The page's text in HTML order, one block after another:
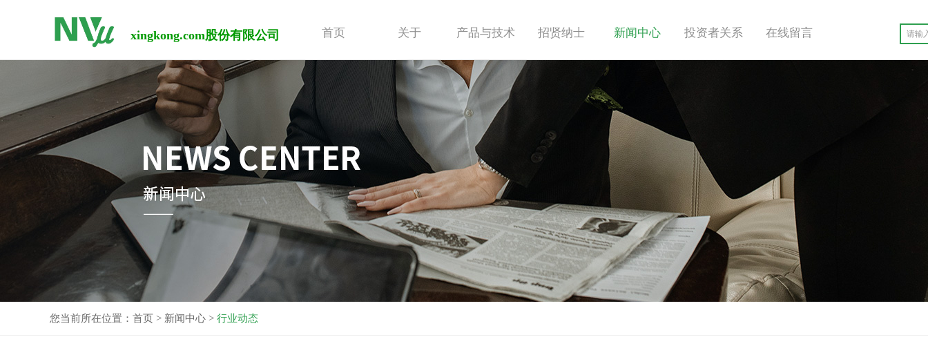
首页 关于
xingkong.com
微
产品与技术 招贤纳士 新闻中心 投资者关系 在线留言
xingkong.com股份有限公司
您当前所在位置： 首页 > 新闻中心 > 行业动态